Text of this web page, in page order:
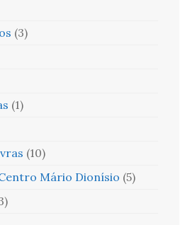
(3)
(1)
(10)
Mário Dionísio (5)